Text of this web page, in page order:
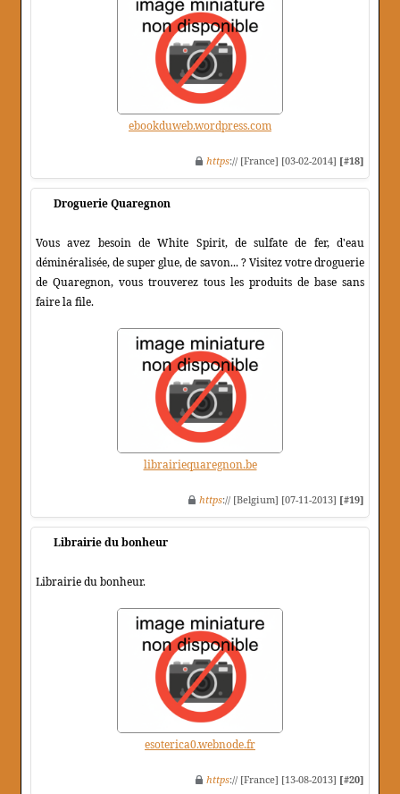
ebookduweb.wordpress.com
https:// [France] [03-02-2014] [#18]
Droguerie Quaregnon
Vous avez besoin de White Spirit, de sulfate de fer, d'eau
déminéralisée, de super glue, de savon... ? Visitez votre droguerie
de Quaregnon, vous trouverez tous les produits de base sans
faire la file.
librairiequaregnon.be
https:// [Belgium] [07-11-2013] [#19]
Librairie du bonheur
Librairie du bonheur.
esoterica0.webnode.fr
https:// [France] [13-08-2013] [#20]